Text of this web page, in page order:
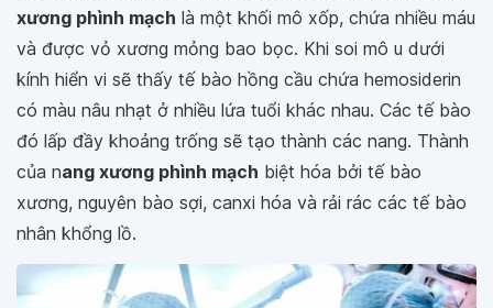
xương phình mạch là một khối mô xốp, chứa nhiều máu
và được vỏ xương mỏng bao bọc. Khi soi mô u dưới
kính hiển vi sẽ thấy tế bào hồng cầu chứa hemosiderin
có màu nâu nhạt ở nhiều lứa tuổi khác nhau. Các tế bào
đó lấp đầy khoảng trống sẽ tạo thành các nang. Thành
của nang xương phình mạch biệt hóa bởi tế bào
xương, nguyên bào sợi, canxi hóa và rải rác các tế bào
nhân khổng lồ.